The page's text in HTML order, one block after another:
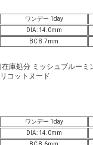
ワンデー 1day
DIA: 14.0mm
BC 8.7mm
|在庫処分 ミッシュブルー
リコットヌード
ワンデー 1day
DIA: 14.0mm